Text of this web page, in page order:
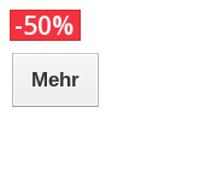
-50%
Mehr